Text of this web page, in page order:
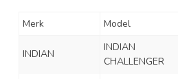
Merk Model
INDIAN
INDIAN
CHALLENGER